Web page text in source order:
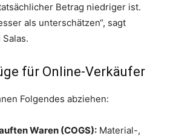
Betrag niedriger ist.
als unterschätzen“, sagt
für Online-Verkäufer
Folgendes abziehen:
Waren (COGS): Material-,